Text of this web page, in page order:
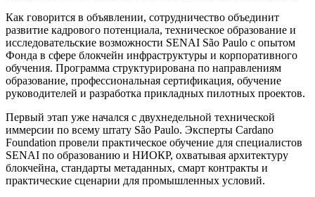
Как говорится в объявлении, сотрудничество объединит
развитие кадрового потенциала, техническое образование и
исследовательские возможности SENAI São Paulo с опытом
Фонда в сфере блокчейн инфраструктуры и корпоративного
обучения. Программа структурирована по направлениям
образование, профессиональная сертификация, обучение
руководителей и разработка прикладных пилотных проектов.
Первый этап уже начался с двухнедельной технической
иммерсии по всему штату São Paulo. Эксперты Cardano
Foundation провели практическое обучение для специалистов
SENAI по образованию и НИОКР, охватывая архитектуру
блокчейна, стандарты метаданных, смарт контракты и
практические сценарии для промышленных условий.